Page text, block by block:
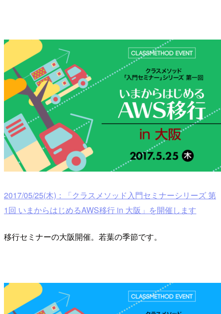
2017/05/25(木)：「クラスメソッド入門セミナーシリーズ 第
1回 いまからはじめるAWS移行 in 大阪」を開催します
移行セミナーの大阪開催。若葉の季節です。